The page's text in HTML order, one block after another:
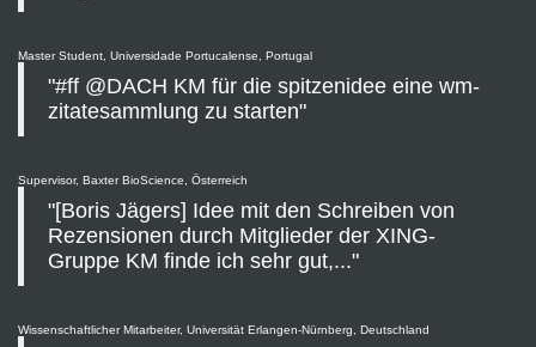
Master Student, Universidade Portucalense, Portugal
"#ff @DACH KM für die spitzenidee eine wm-
zitatesammlung zu starten"
Supervisor, Baxter BioScience, Österreich
"[Boris Jägers] Idee mit den Schreiben von
Rezensionen durch Mitglieder der XING-
Gruppe KM finde ich sehr gut,..."
Wissenschaftlicher Mitarbeiter, Universität Erlangen-Nürnberg, Deutschland